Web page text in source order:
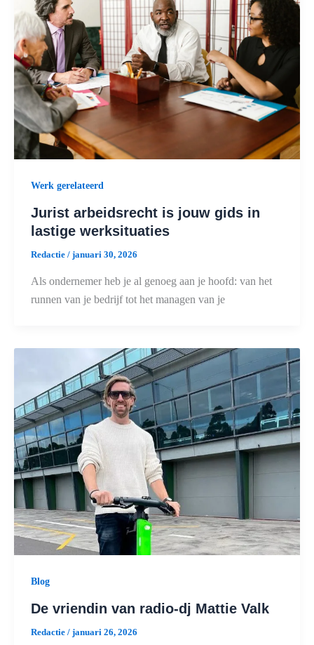
Werk gerelateerd
Jurist arbeidsrecht is jouw gids in
lastige werksituaties
Redactie / januari 30, 2026
Als ondernemer heb je al genoeg aan je hoofd: van het
runnen van je bedrijf tot het managen van je
Blog
De vriendin van radio-dj Mattie Valk
Redactie / januari 26, 2026